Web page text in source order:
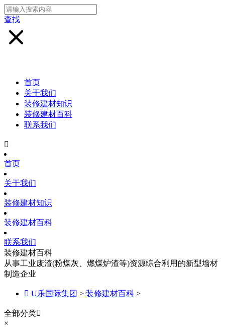
查找
首页
关于我们
装修建材知识
装修建材百科
联系我们

首页
关于我们
装修建材知识
装修建材百科
联系我们
装修建材百科
从事工业废渣(粉煤灰、燃煤炉渣等)资源综合利用的新型墙材
制造企业
 U乐国际集团 > 装修建材百科 >
全部分类
×